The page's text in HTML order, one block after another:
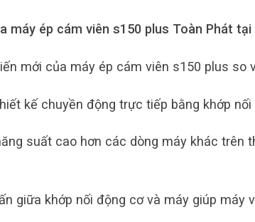
máy ép cám viên s150 plus Toàn Phát tại
mới của máy ép cám viên s150 plus so
kế chuyền động trực tiếp bằng khớp
suất cao hơn các dòng máy khác trên
giữa khớp nối động cơ và máy giúp máy